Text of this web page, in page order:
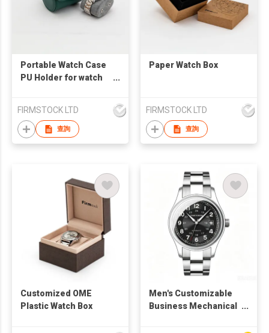
Portable Watch Case
PU Holder for watch
FIRMSTOCK LTD
查詢
Paper Watch Box
FIRMSTOCK LTD
查詢
Customized OME
Plastic Watch Box
Men's Customizable
Business Mechanical